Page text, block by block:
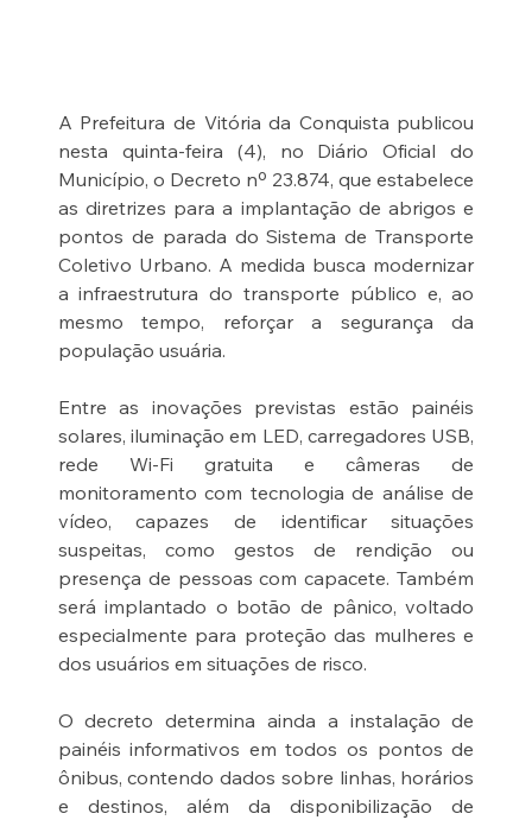
A Prefeitura de Vitória da Conquista publicou
nesta quinta-feira (4), no Diário Oficial do
Município, o Decreto nº 23.874, que estabelece
as diretrizes para a implantação de abrigos e
pontos de parada do Sistema de Transporte
Coletivo Urbano. A medida busca modernizar
a infraestrutura do transporte público e, ao
mesmo tempo, reforçar a segurança da
população usuária.
Entre as inovações previstas estão painéis
solares, iluminação em LED, carregadores USB,
rede Wi-Fi gratuita e câmeras de
monitoramento com tecnologia de análise de
vídeo, capazes de identificar situações
suspeitas, como gestos de rendição ou
presença de pessoas com capacete. Também
será implantado o botão de pânico, voltado
especialmente para proteção das mulheres e
dos usuários em situações de risco.
O decreto determina ainda a instalação de
painéis informativos em todos os pontos de
ônibus, contendo dados sobre linhas, horários
e destinos, além da disponibilização de